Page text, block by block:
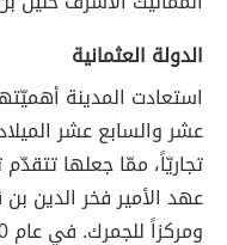
الدولة العثمانية
استعادت المدينة
عشر والسابع عشر
تجاريّاً، ممّا جعلها
عهد الأمير فخر الدين